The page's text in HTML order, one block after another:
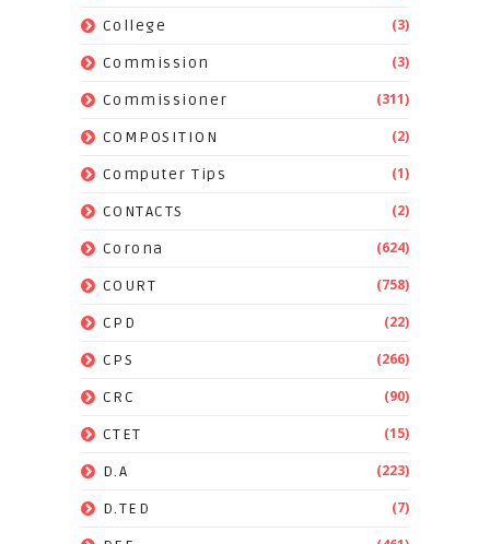
College (3)
Commission (3)
Commissioner (311)
COMPOSITION (2)
Computer Tips (1)
CONTACTS (2)
Corona (624)
COURT (758)
CPD (22)
CPS (266)
CRC (90)
CTET (15)
D.A (223)
D.TED (7)